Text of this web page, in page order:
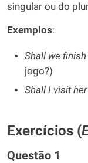
singular ou do
Exemplos:
Shall we
jogo?)
Shall I visit
Exercícios (
Questão 1